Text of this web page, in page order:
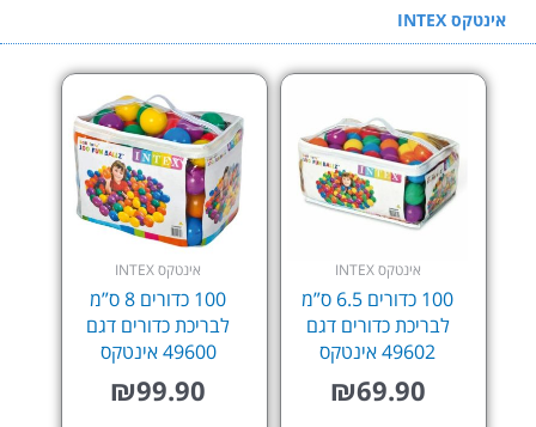
אינטקס INTEX
אינטקס INTEX
100 כדורים 6.5 ס”מ
לבריכת כדורים דגם
49602 אינטקס
₪69.90
אינטקס INTEX
100 כדורים 8 ס”מ
לבריכת כדורים דגם
49600 אינטקס
₪99.90